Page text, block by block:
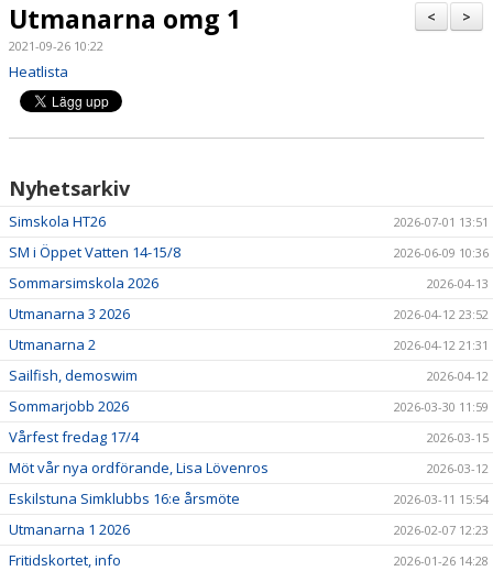
>
<
Utmanarna omg 1
2021-09-26 10:22
Heatlista
Nyhetsarkiv
Simskola HT26 2026-07-01 13:51
SM i Öppet Vatten 14-15/8 2026-06-09 10:36
Sommarsimskola 2026 2026-04-13
Utmanarna 3 2026 2026-04-12 23:52
Utmanarna 2 2026-04-12 21:31
Sailfish, demoswim 2026-04-12
Sommarjobb 2026 2026-03-30 11:59
Vårfest fredag 17/4 2026-03-15
Möt vår nya ordförande, Lisa Lövenros 2026-03-12
Eskilstuna Simklubbs 16:e årsmöte 2026-03-11 15:54
Utmanarna 1 2026 2026-02-07 12:23
Fritidskortet, info 2026-01-26 14:28